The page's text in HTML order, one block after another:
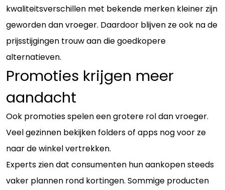
kwaliteitsverschillen met bekende merken kleiner zijn
geworden dan vroeger. Daardoor blijven ze ook na de
prijsstijgingen trouw aan die goedkopere
alternatieven.
Promoties krijgen meer
aandacht
Ook promoties spelen een grotere rol dan vroeger.
Veel gezinnen bekijken folders of apps nog voor ze
naar de winkel vertrekken.
Experts zien dat consumenten hun aankopen steeds
vaker plannen rond kortingen. Sommige producten